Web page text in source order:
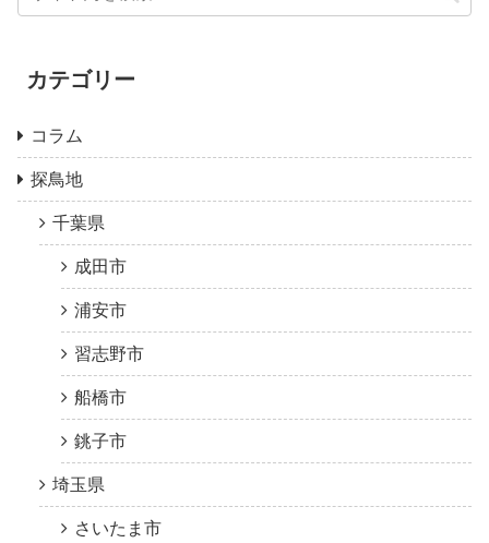
カテゴリー
コラム
探鳥地
千葉県
成田市
浦安市
習志野市
船橋市
銚子市
埼玉県
さいたま市